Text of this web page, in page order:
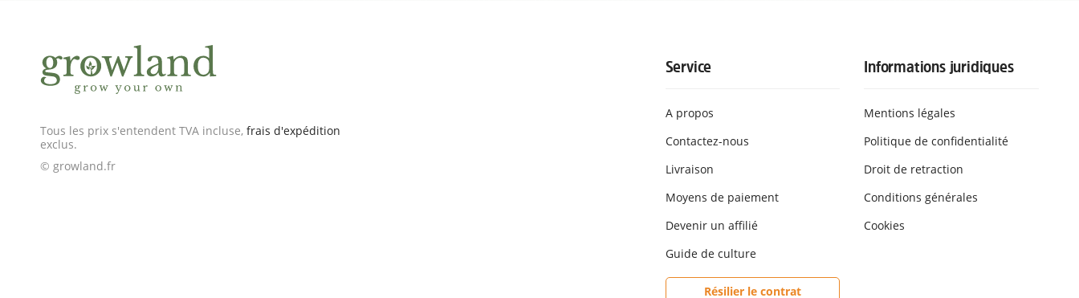
Tous les prix s'entendent TVA incluse, frais d'expédition
exclus.
© growland.fr
Service
A propos
Contactez-nous
Livraison
Moyens de paiement
Devenir un affilié
Guide de culture
Résilier le contrat
Informations juridiques
Mentions légales
Politique de confidentialité
Droit de retraction
Conditions générales
Cookies